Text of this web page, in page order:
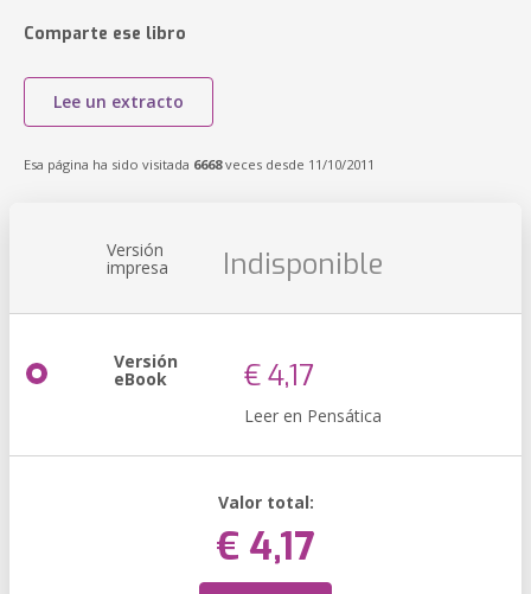
Comparte ese libro
Lee un extracto
Esa página ha sido visitada 6668veces desde 11/10/2011
Versión
impresa Indisponible
Versión
eBook € 4,17
Leer en Pensática
Valor total:
€ 4,17